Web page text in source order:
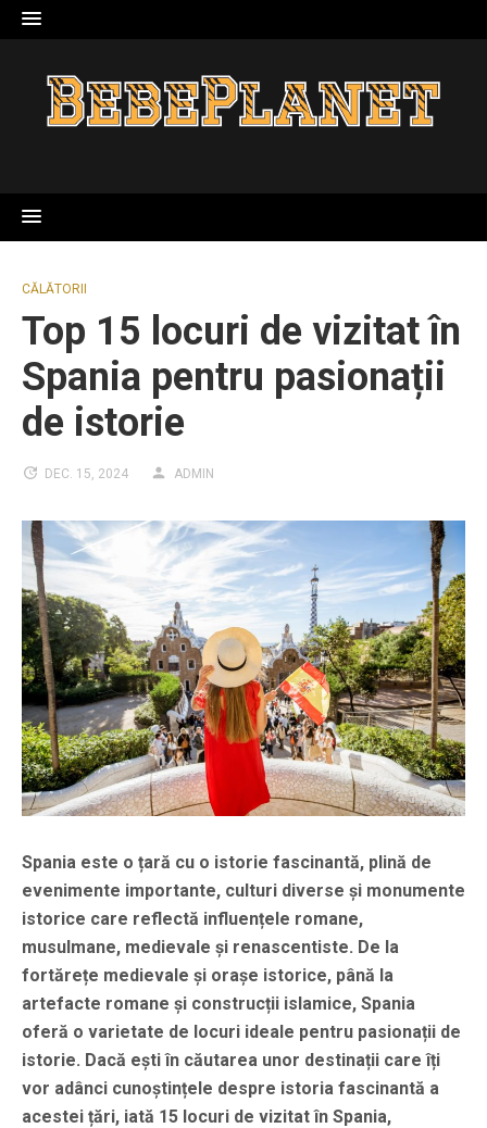
Skip
to
CĂLĂTORII
Top 15 locuri de vizitat în
Spania pentru pasionații
de istorie
DEC. 15, 2024 ADMIN
Spania este o țară cu o istorie fascinantă, plină de
evenimente importante, culturi diverse și monumente
istorice care reflectă influențele romane,
musulmane, medievale și renascentiste. De la
fortărețe medievale și orașe istorice, până la
artefacte romane și construcții islamice, Spania
oferă o varietate de locuri ideale pentru pasionații de
istorie. Dacă ești în căutarea unor destinații care îți
vor adânci cunoștințele despre istoria fascinantă a
acestei țări, iată 15 locuri de vizitat în Spania,